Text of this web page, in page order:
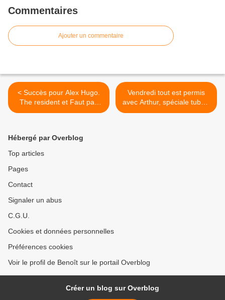
Commentaires
Ajouter un commentaire
< Succès pour Alex Hugo.
The resident et Faut pas
rêver déçoivent. Bon retour
30/09/20
Vendredi tout est permis
avec Arthur, spéciale tubes,
ce soir à 23h15 sur TF1 >
Hébergé par Overblog
Top articles
Pages
Contact
Signaler un abus
C.G.U.
Cookies et données personnelles
Préférences cookies
Voir le profil de Benoît sur le portail Overblog
Créer un blog sur Overblog